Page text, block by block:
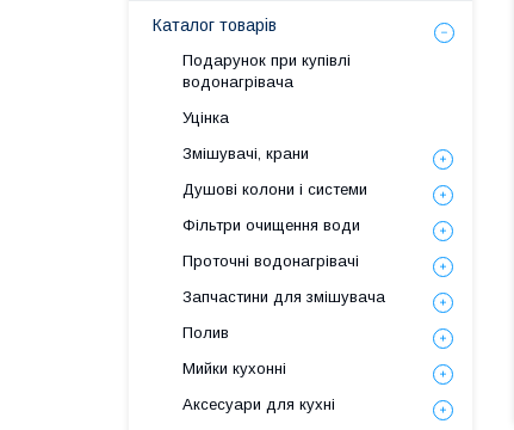
Каталог товарів
Подарунок при купівлі
водонагрівача
Уцінка
Змішувачі, крани
Душові колони і системи
Фільтри очищення води
Проточні водонагрівачі
Запчастини для змішувача
Полив
Мийки кухонні
Аксесуари для кухні